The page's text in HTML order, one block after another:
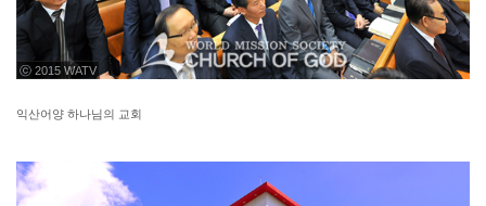
ⓒ 2015 WATV
익산어양 하나님의 교회